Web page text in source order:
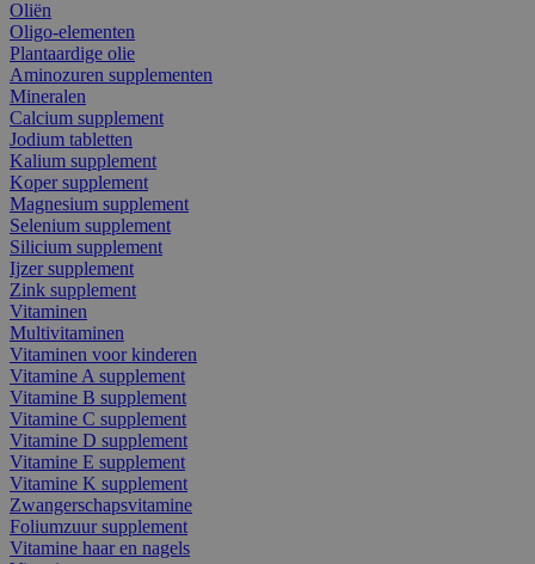
Oliën
Oligo-elementen
Plantaardige olie
Aminozuren supplementen
Mineralen
Calcium supplement
Jodium tabletten
Kalium supplement
Koper supplement
Magnesium supplement
Selenium supplement
Silicium supplement
Ijzer supplement
Zink supplement
Vitaminen
Multivitaminen
Vitaminen voor kinderen
Vitamine A supplement
Vitamine B supplement
Vitamine C supplement
Vitamine D supplement
Vitamine E supplement
Vitamine K supplement
Zwangerschapsvitamine
Foliumzuur supplement
Vitamine haar en nagels